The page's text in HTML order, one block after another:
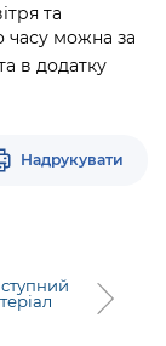
та
часу можна за
в додатку
Надрукувати